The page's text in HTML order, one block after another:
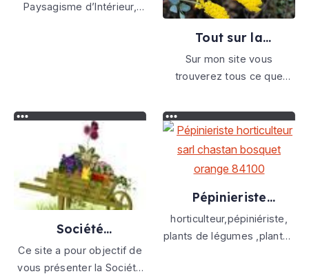
Paysagisme d’Intérieur,
Collaboration avec le
Monde Végétal, pour son
Invitation Durable dans nos
espaces de Vies.
Tout sur la
botanique
Sur mon site vous
trouverez tous ce que
botanique
Société
d'horticulture
d'ormes
Ce site a pour objectif de
vous présenter la Société
Pépinieriste
horticulteur sarl
chastan bosquet
orange 84100
horticulteur,pépiniériste,
plants de légumes ,plantes